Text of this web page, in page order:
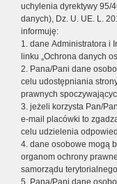
uchylenia dyrektywy 95/
danych), Dz. U. UE. L.
informuję:
1. dane Administratora i
linku „Ochrona danych
2. Pana/Pani dane
celu udostępniania
prawnych
3. jeżeli korzysta Pan/
e-mail placówki to
celu udzielenia
4. dane osobowe mogą
organom ochrony
samorządu
5. Pana/Pani dane